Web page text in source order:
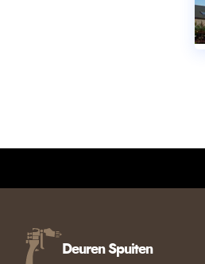
Deuren Spuiten